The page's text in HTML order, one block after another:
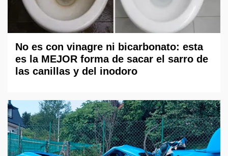
No es con vinagre ni bicarbonato: esta
es la MEJOR forma de sacar el sarro de
las canillas y del inodoro